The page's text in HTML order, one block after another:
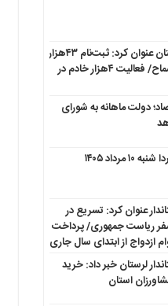
دبیر ستاد اربعین استان عنوان کرد: ثبت‌نام ۴۳هزار
لرستانی در سامانه سماح/ فعالیت ۴هزار خادم در
دولت ماهانه به شورای
۱۴۰۵
عنوان کرد: تسریع در
ریاست جمهوری/ پرداخت
لرستان خبر داد: خرید